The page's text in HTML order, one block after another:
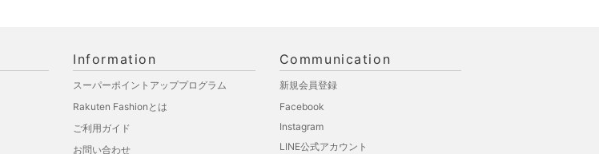
Information
スーパーポイントアッププログラム
Rakuten Fashionとは
ご利用ガイド
お問い合わせ
Communication
新規会員登録
Facebook
Instagram
LINE公式アカウント